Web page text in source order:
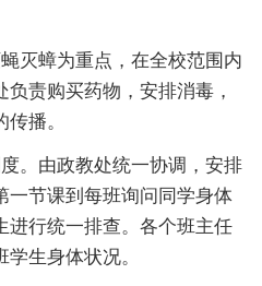
蟑为重点，在全校范围内
责购买药物，安排消毒，
播。
由政教处统一协调，安排
一节课到每班询问同学身体
进行统一排查。各个班主任
生身体状况。